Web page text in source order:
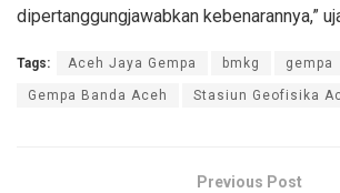
dipertanggungjawabkan kebenarannya,”
Tags: Aceh Jaya Gempa bmkg gempa
Gempa Banda Aceh Stasiun Geofisika
Previous Post